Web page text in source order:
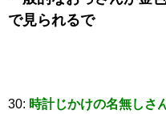
で見られるで
30: 時計じかけの名無しさ